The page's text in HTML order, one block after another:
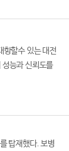
할수 있는 대전
능과 신뢰도를
탑재했다. 보병